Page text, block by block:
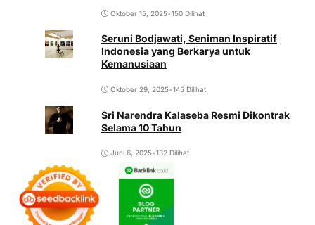
Oktober 15, 2025•150 Dilihat
Seruni Bodjawati, Seniman Inspiratif
Indonesia yang Berkarya untuk
Kemanusiaan
Oktober 29, 2025•145 Dilihat
Sri Narendra Kalaseba Resmi Dikontrak
Selama 10 Tahun
Juni 6, 2025•132 Dilihat